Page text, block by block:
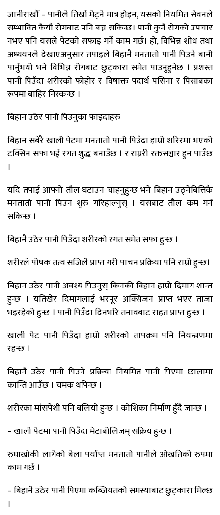
जानीराखौँ – पानीले तिर्खा मेट्ने मात्र होइन, यसको नियमित सेवनले
सम्भावित कैयौं रोगबाट पनि बच्न सकिन्छ। पानी कुनै रोगको उपचार
नभए पनि यसले पेटको सफाइ गर्ने काम गर्छ। हो, विभिन्न शोध तथा
अध्ययनले देखाएअनुसार तपाइले बिहानै मनतातो पानी पिउने बानी
पार्नुभयो भने विभिन्न रोगबाट छुट्कारा समेत पाउनुहुनेछ । प्रशस्त
पानी पिउँदा शरीरको फोहोर र विषाक्त पदार्थ पसिना र पिसाबका
रूपमा बाहिर निस्कन्छ ।
बिहान उठेर पानी पिउनुका फाइदाहरु
बिहान सबेरै खाली पेटमा मनतातो पानी पिउँदा हाम्रो शरिरमा भएको
टक्सिन सफा भई रगत शुद्ध बनाउँछ । र राम्ररी रक्तसञ्चार हुन पाउँछ
।
यदि तपाई आफ्नो तौल घटाउन चाहनुहुन्छ भने बिहान उठ्नेबित्तिकै
मनतातो पानी पिउन शुरु गरिहाल्नुस् । यसबाट तौल कम गर्न
सकिन्छ ।
बिहानै उठेर पानी पिउँदा शरीरको रगत समेत सफा हुन्छ ।
शरीरले पोषक तत्व सजिलै प्राप्त गरी पाचन प्रक्रिया पनि राम्रो हुन्छ।
बिहान उठेर पानी अवश्य पिउनुस् किनकी बिहान हाम्रो दिमाग शान्त
हुन्छ । यतिखेर दिमागलाई भरपूर अक्सिजन प्राप्त भएर ताजा
भइरहेको हुन्छ । पानी पिउँदा दिनभरि तनावबाट राहत प्राप्त हुन्छ ।
खाली पेट पानी पिउँदा हाम्रो शरीरको तापक्रम पनि नियन्त्रणमा
रहन्छ ।
बिहानै उठेर पानी पिउने प्रक्रिया नियमित पानी पिएमा छालामा
कान्ति आउँछ । चमक थपिन्छ ।
शरीरका मांसपेशी पनि बलियो हुन्छ । कोशिका निर्माण हुँदै जान्छ ।
– खाली पेटमा पानी पिउँदा मेटाबोलिजम् सक्रिय हुन्छ ।
रुघाखोकी लागेको बेला पर्याप्त मनतातो पानीले ओखतिको रुपमा
काम गर्छ ।
– बिहानै उठेर पानी पिएमा कब्जियतको समस्याबाट छुट्कारा मिल्छ
।